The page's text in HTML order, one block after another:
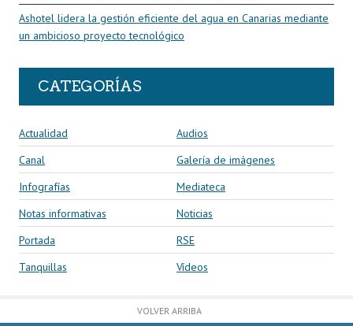
Ashotel lidera la gestión eficiente del agua en Canarias mediante
un ambicioso proyecto tecnológico
CATEGORÍAS
Actualidad
Audios
Canal
Galería de imágenes
Infografías
Mediateca
Notas informativas
Noticias
Portada
RSE
Tanquillas
Vídeos
VOLVER ARRIBA